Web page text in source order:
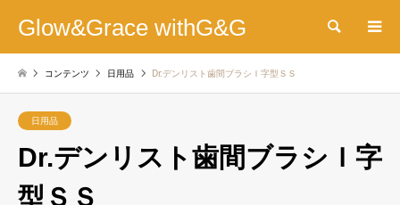
Glow&Grace withG&G 検索
コンテンツ 日用品 Dr.デンリスト歯間ブラシＩ字型ＳＳ
日用品
Dr.デンリスト歯間ブラシＩ字
型ＳＳ